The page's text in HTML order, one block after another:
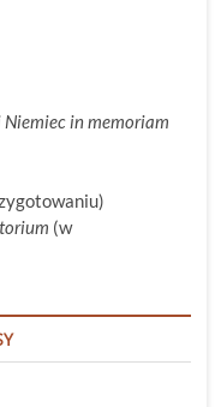
Niemiec in memoriam
(w